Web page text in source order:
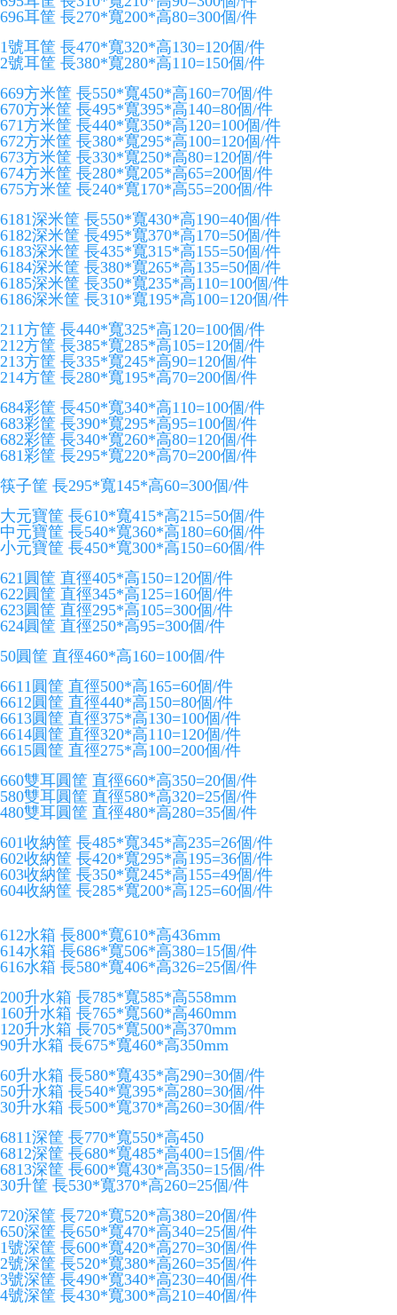
696耳筐 長270*寬200*高80=300個/件
1號耳筐 長470*寬320*高130=120個/件
2號耳筐 長380*寬280*高110=150個/件
669方米筐 長550*寬450*高160=70個/件
670方米筐 長495*寬395*高140=80個/件
671方米筐 長440*寬350*高120=100個/件
672方米筐 長380*寬295*高100=120個/件
673方米筐 長330*寬250*高80=120個/件
674方米筐 長280*寬205*高65=200個/件
675方米筐 長240*寬170*高55=200個/件
6181深米筐 長550*寬430*高190=40個/件
6182深米筐 長495*寬370*高170=50個/件
6183深米筐 長435*寬315*高155=50個/件
6184深米筐 長380*寬265*高135=50個/件
6185深米筐 長350*寬235*高110=100個/件
6186深米筐 長310*寬195*高100=120個/件
211方筐 長440*寬325*高120=100個/件
212方筐 長385*寬285*高105=120個/件
213方筐 長335*寬245*高90=120個/件
214方筐 長280*寬195*高70=200個/件
684彩筐 長450*寬340*高110=100個/件
683彩筐 長390*寬295*高95=100個/件
682彩筐 長340*寬260*高80=120個/件
681彩筐 長295*寬220*高70=200個/件
筷子筐 長295*寬145*高60=300個/件
大元寶筐 長610*寬415*高215=50個/件
中元寶筐 長540*寬360*高180=60個/件
小元寶筐 長450*寬300*高150=60個/件
621圓筐 直徑405*高150=120個/件
622圓筐 直徑345*高125=160個/件
623圓筐 直徑295*高105=300個/件
624圓筐 直徑250*高95=300個/件
50圓筐 直徑460*高160=100個/件
6611圓筐 直徑500*高165=60個/件
6612圓筐 直徑440*高150=80個/件
6613圓筐 直徑375*高130=100個/件
6614圓筐 直徑320*高110=120個/件
6615圓筐 直徑275*高100=200個/件
660雙耳圓筐 直徑660*高350=20個/件
580雙耳圓筐 直徑580*高320=25個/件
480雙耳圓筐 直徑480*高280=35個/件
601收納筐 長485*寬345*高235=26個/件
602收納筐 長420*寬295*高195=36個/件
603收納筐 長350*寬245*高155=49個/件
604收納筐 長285*寬200*高125=60個/件
612水箱 長800*寬610*高436mm
614水箱 長686*寬506*高380=15個/件
616水箱 長580*寬406*高326=25個/件
200升水箱 長785*寬585*高558mm
160升水箱 長765*寬560*高460mm
120升水箱 長705*寬500*高370mm
90升水箱 長675*寬460*高350mm
60升水箱 長580*寬435*高290=30個/件
50升水箱 長540*寬395*高280=30個/件
30升水箱 長500*寬370*高260=30個/件
6811深筐 長770*寬550*高450
6812深筐 長680*寬485*高400=15個/件
6813深筐 長600*寬430*高350=15個/件
30升筐 長530*寬370*高260=25個/件
720深筐 長720*寬520*高380=20個/件
650深筐 長650*寬470*高340=25個/件
1號深筐 長600*寬420*高270=30個/件
2號深筐 長520*寬380*高260=35個/件
3號深筐 長490*寬340*高230=40個/件
4號深筐 長430*寬300*高210=40個/件